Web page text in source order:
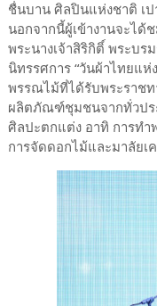
ชื่นบาน ศิลปินแห่งชาติ เป
นอกจากนี้ผู้เข้างานจะได้
พระนางเจ้าสิริกิติ์ พระบ
นิทรรศการ “วันผ้าไทยแ
พรรณไม้ที่ได้รับพระราช
ผลิตภัณฑ์ชุมชนจากทั่วปร
ศิลปะตกแต่ง อาทิ การท
การจัดดอกไม้และมาลัยเ